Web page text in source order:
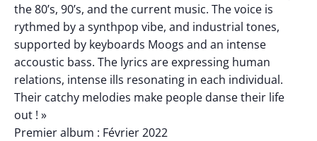
the 80’s, 90’s, and the current music. The voice is
rythmed by a synthpop vibe, and industrial tones,
supported by keyboards Moogs and an intense
accoustic bass. The lyrics are expressing human
relations, intense ills resonating in each individual.
Their catchy melodies make people danse their life
out ! »
Premier album : Février 2022